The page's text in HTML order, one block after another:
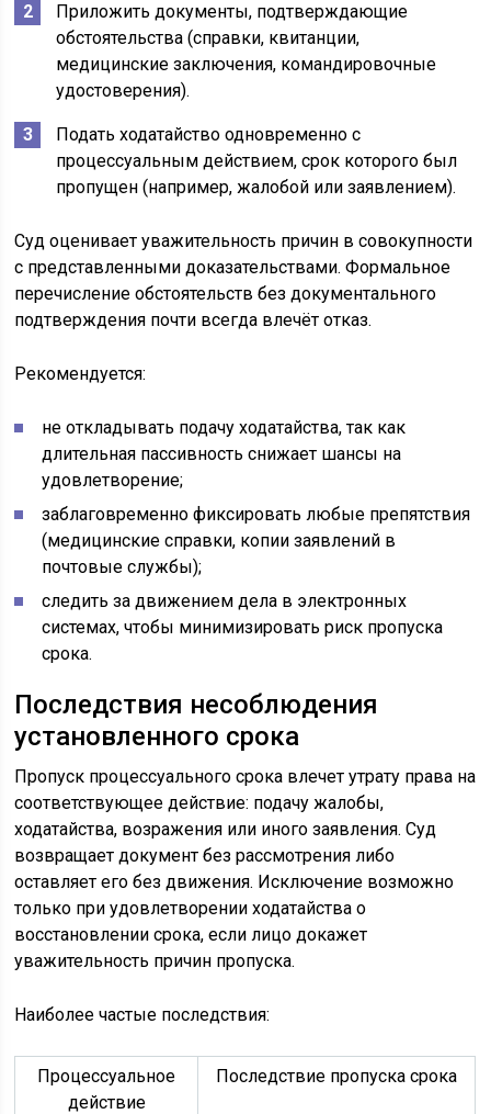
Приложить документы, подтверждающие
обстоятельства (справки, квитанции,
медицинские заключения, командировочные
удостоверения).
Подать ходатайство одновременно с
процессуальным действием, срок которого был
пропущен (например, жалобой или заявлением).
Суд оценивает уважительность причин в совокупности
с представленными доказательствами. Формальное
перечисление обстоятельств без документального
подтверждения почти всегда влечёт отказ.
Рекомендуется:
не откладывать подачу ходатайства, так как
длительная пассивность снижает шансы на
удовлетворение;
заблаговременно фиксировать любые препятствия
(медицинские справки, копии заявлений в
почтовые службы);
следить за движением дела в электронных
системах, чтобы минимизировать риск пропуска
срока.
Последствия несоблюдения
установленного срока
Пропуск процессуального срока влечет утрату права на
соответствующее действие: подачу жалобы,
ходатайства, возражения или иного заявления. Суд
возвращает документ без рассмотрения либо
оставляет его без движения. Исключение возможно
только при удовлетворении ходатайства о
восстановлении срока, если лицо докажет
уважительность причин пропуска.
Наиболее частые последствия:
Процессуальное
действие
Последствие пропуска срока